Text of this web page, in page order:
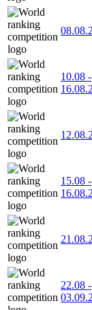
10.08 -
15.08 -
22.08 -